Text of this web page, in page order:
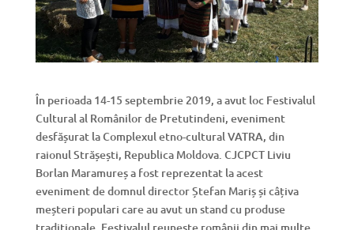
În perioada 14-15 septembrie 2019, a avut loc Festivalul
Cultural al Românilor de Pretutindeni, eveniment
desfășurat la Complexul etno-cultural VATRA, din
raionul Strășești, Republica Moldova. CJCPCT Liviu
Borlan Maramureș a fost reprezentat la acest
eveniment de domnul director Ștefan Mariș și câțiva
meșteri populari care au avut un stand cu produse